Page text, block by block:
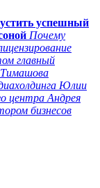
успешный
Почему
главный
Юлии
центра Андрея
бизнесов